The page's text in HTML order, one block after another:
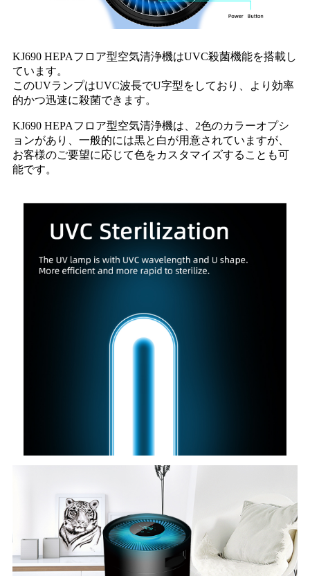
KJ690 HEPAフロア型空気清浄機はUVC殺菌機能を搭載し
ています。
このUVランプはUVC波長でU字型をしており、より効率
的かつ迅速に殺菌できます。
KJ690 HEPAフロア型空気清浄機は、2色のカラーオプシ
ョンがあり、一般的には黒と白が用意されていますが、
お客様のご要望に応じて色をカスタマイズすることも可
能です。